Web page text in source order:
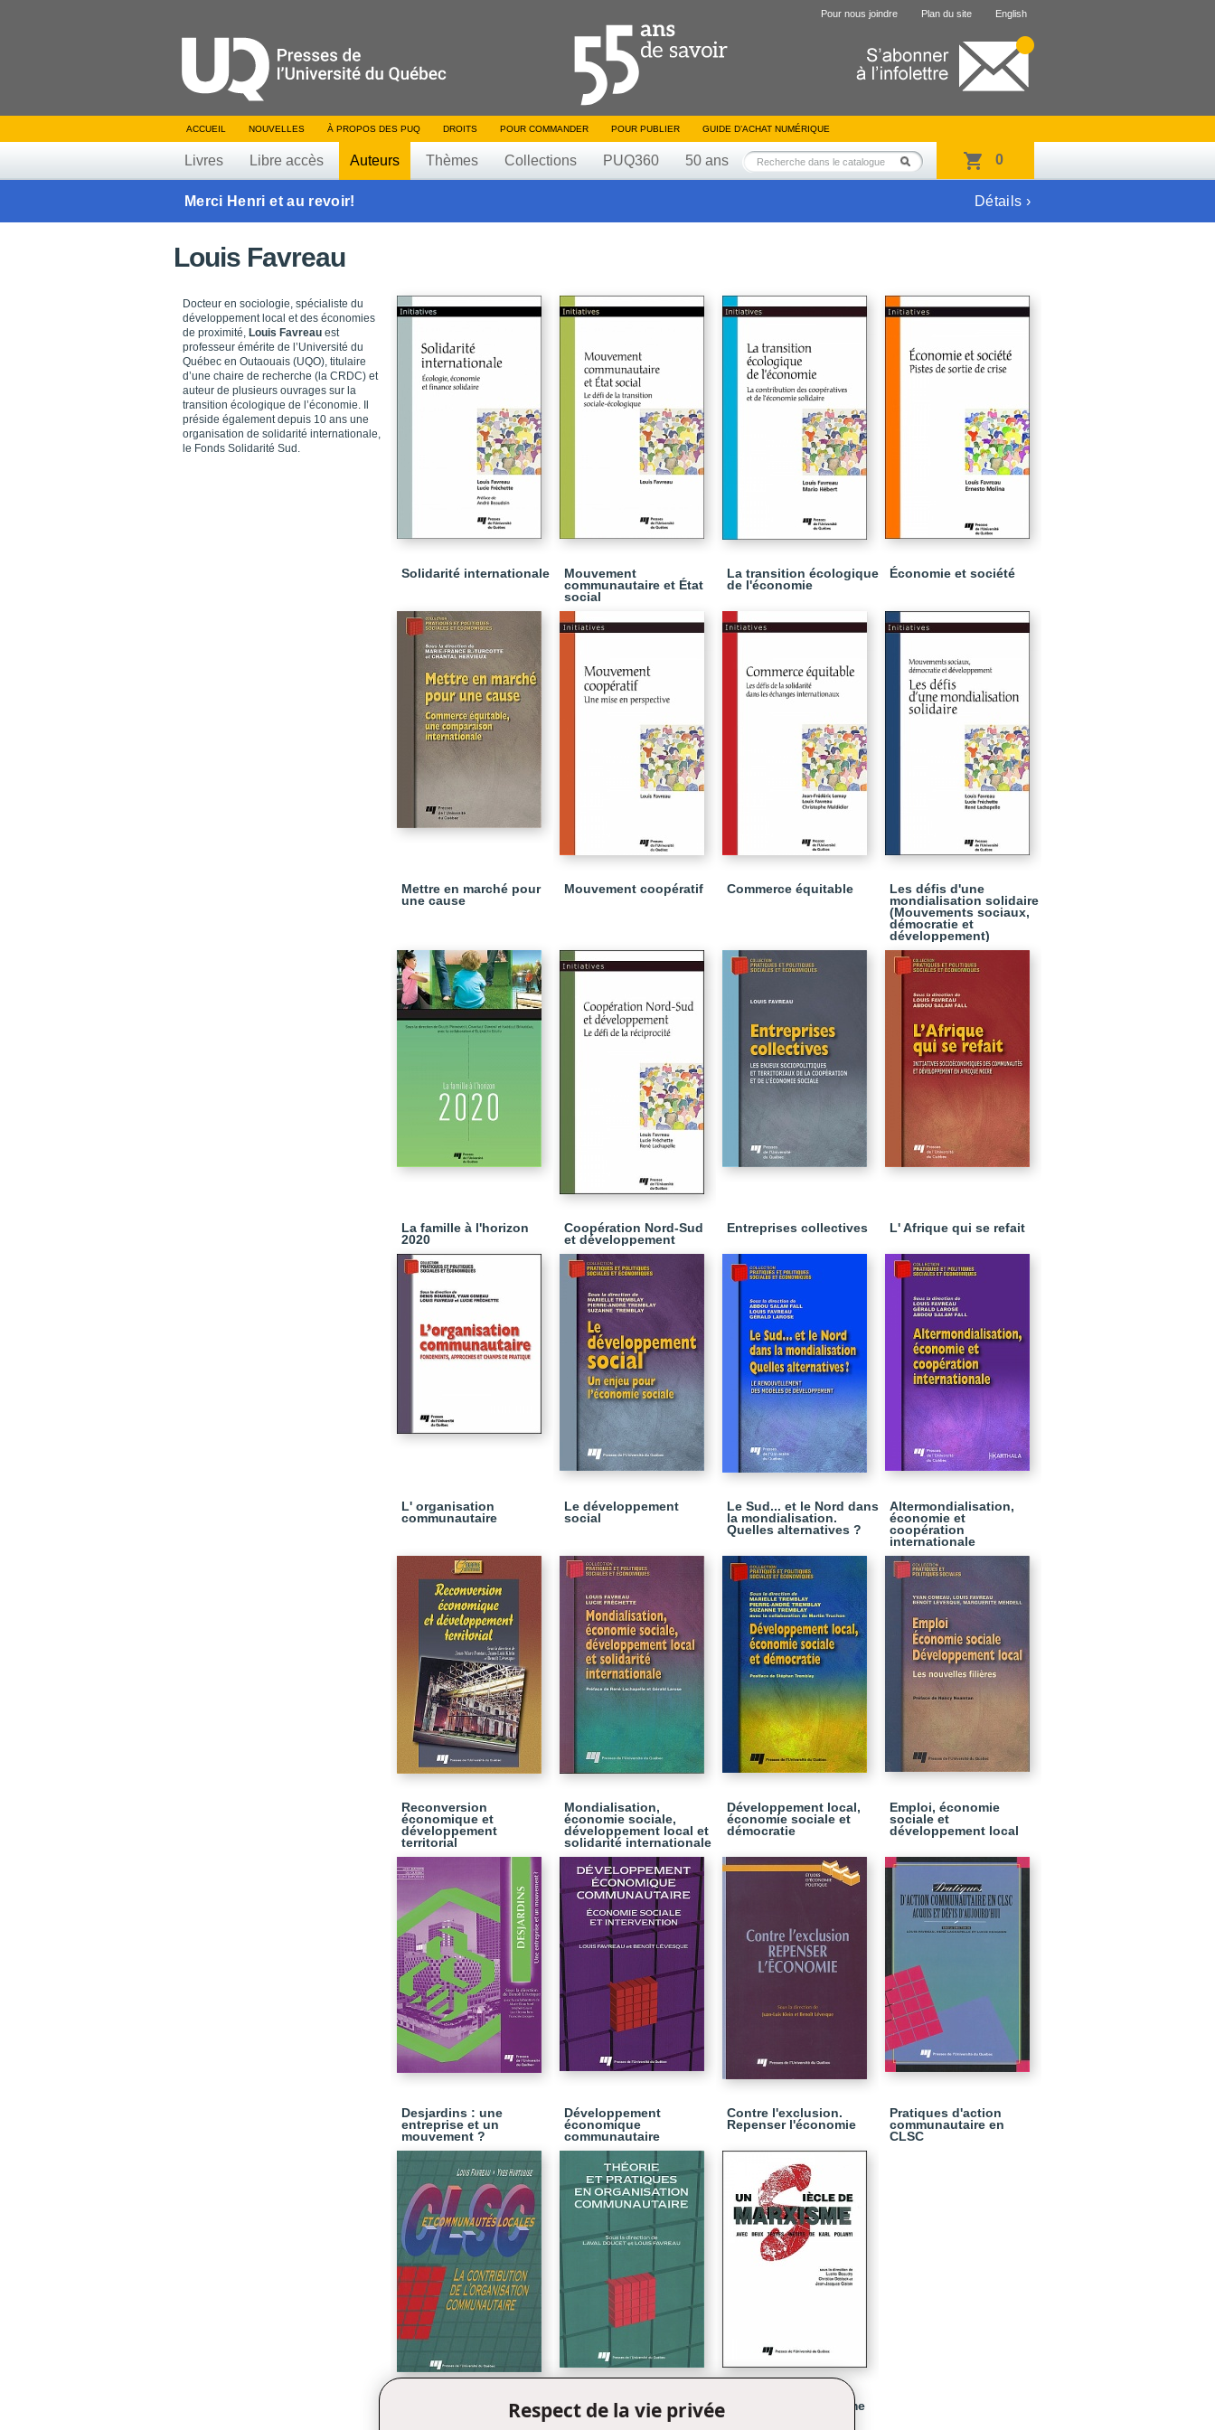
Pour nous joindre Plan du site English
ACCUEIL NOUVELLES À PROPOS DES PUQ DROITS POUR COMMANDER POUR PUBLIER GUIDE D’ACHAT NUMÉRIQUE
Livres Libre accès Auteurs Thèmes Collections PUQ360 50 ans 0
Merci Henri et au revoir! Détails ›
Louis Favreau
Docteur en sociologie, spécialiste du
développement local et des économies
de proximité, Louis Favreau est
professeur émérite de l’Université du
Québec en Outaouais (UQO), titulaire
d’une chaire de recherche (la CRDC) et
auteur de plusieurs ouvrages sur la
transition écologique de l’économie. Il
préside également depuis 10 ans une
organisation de solidarité internationale,
le Fonds Solidarité Sud.
Solidarité internationale
Mouvement
communautaire et État
social
La transition écologique
de l'économie
Économie et société
Mettre en marché pour
une cause
Mouvement coopératif Commerce équitable
Les défis d'une
mondialisation solidaire
(Mouvements sociaux,
démocratie et
développement)
La famille à l'horizon
2020
Coopération Nord-Sud
et développement
Entreprises collectives L' Afrique qui se refait
L' organisation
communautaire
Le développement
social
Le Sud... et le Nord dans
la mondialisation.
Quelles alternatives ?
Altermondialisation,
économie et
coopération
internationale
Reconversion
économique et
développement
territorial
Mondialisation,
économie sociale,
développement local et
solidarité internationale
Développement local,
économie sociale et
démocratie
Emploi, économie
sociale et
développement local
Desjardins : une
entreprise et un
mouvement ?
Développement
économique
communautaire
Contre l'exclusion.
Repenser l'économie
Pratiques d'action
communautaire en
CLSC
CLSC et communautés
Théorie et pratiques en
organisation
Un siècle de marxisme
Respect de la vie privée